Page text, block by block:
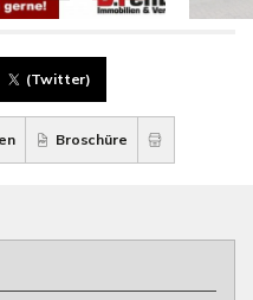
(Twitter)
Broschüre